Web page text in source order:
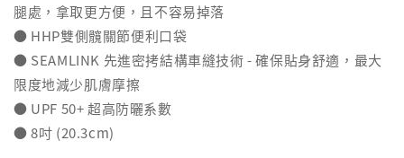
腿處，拿取更方便，且不容易掉落
● HHP雙側髖關節便利口袋
● SEAMLINK 先進密拷結構車縫技術 - 確保貼身舒適，最大
限度地減少肌膚摩擦
● UPF 50+ 超高防曬系數
● 8吋 (20.3cm)